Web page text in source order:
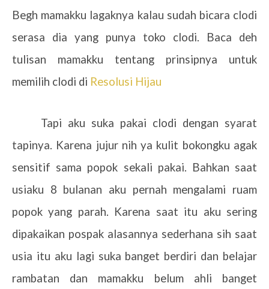
Begh mamakku lagaknya kalau sudah bicara clodi
serasa dia yang punya toko clodi. Baca deh
tulisan mamakku tentang prinsipnya untuk
memilih clodi di Resolusi Hijau
Tapi aku suka pakai clodi dengan syarat
tapinya. Karena jujur nih ya kulit bokongku agak
sensitif sama popok sekali pakai. Bahkan saat
usiaku 8 bulanan aku pernah mengalami ruam
popok yang parah. Karena saat itu aku sering
dipakaikan pospak alasannya sederhana sih saat
usia itu aku lagi suka banget berdiri dan belajar
rambatan dan mamakku belum ahli banget